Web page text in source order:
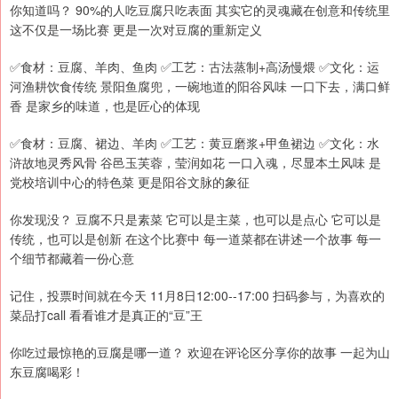
你知道吗？ 90%的人吃豆腐只吃表面 其实它的灵魂藏在创意和传统里
这不仅是一场比赛 更是一次对豆腐的重新定义
✅食材：豆腐、羊肉、鱼肉 ✅工艺：古法蒸制+高汤慢煨 ✅文化：运
河渔耕饮食传统 景阳鱼腐兜，一碗地道的阳谷风味 一口下去，满口鲜
香 是家乡的味道，也是匠心的体现
✅食材：豆腐、裙边、羊肉 ✅工艺：黄豆磨浆+甲鱼裙边 ✅文化：水
浒故地灵秀风骨 谷邑玉芙蓉，莹润如花 一口入魂，尽显本土风味 是
党校培训中心的特色菜 更是阳谷文脉的象征
你发现没？ 豆腐不只是素菜 它可以是主菜，也可以是点心 它可以是
传统，也可以是创新 在这个比赛中 每一道菜都在讲述一个故事 每一
个细节都藏着一份心意
记住，投票时间就在今天 11月8日12:00--17:00 扫码参与，为喜欢的
菜品打call 看看谁才是真正的“豆”王
你吃过最惊艳的豆腐是哪一道？ 欢迎在评论区分享你的故事 一起为山
东豆腐喝彩！